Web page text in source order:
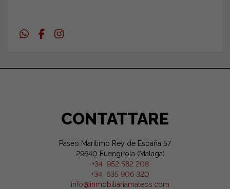
CONTATTARE
Paseo Marítimo Rey de España 57
29640 Fuengirola (Málaga)
+34 952 582 208
+34 635 906 320
info@inmobiliariamateos.com